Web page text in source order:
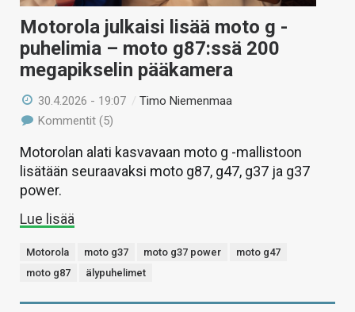
Motorola julkaisi lisää moto g -
puhelimia – moto g87:ssä 200
megapikselin pääkamera
30.4.2026 - 19:07 /Timo Niemenmaa
Kommentit (5)
Motorolan alati kasvavaan moto g -mallistoon
lisätään seuraavaksi moto g87, g47, g37 ja g37
power.
Lue lisää
Motorola moto g37 moto g37 power
moto g47
moto g87
älypuhelimet